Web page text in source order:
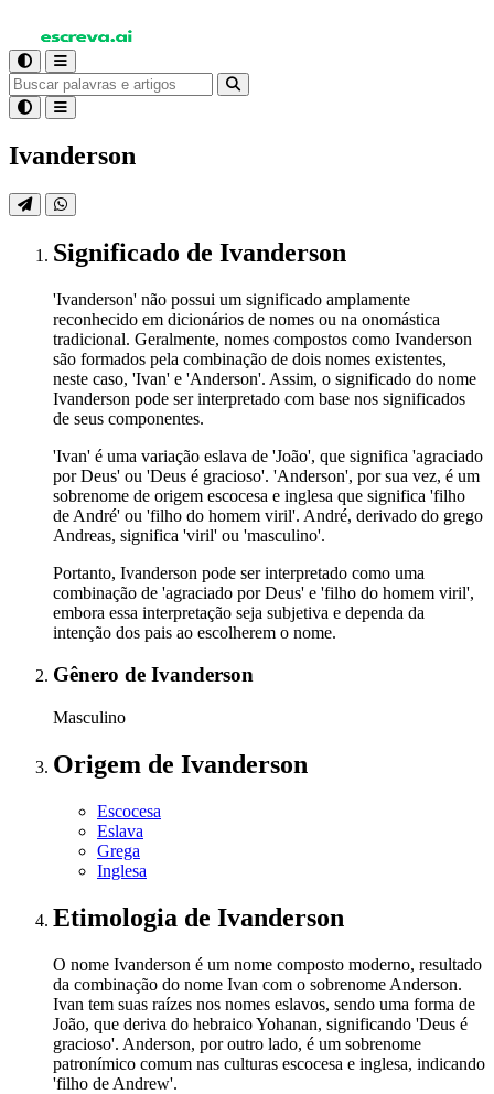
Ivanderson
Significado de Ivanderson
'Ivanderson' não possui um significado amplamente
reconhecido em dicionários de nomes ou na onomástica
tradicional. Geralmente, nomes compostos como Ivanderson
são formados pela combinação de dois nomes existentes,
neste caso, 'Ivan' e 'Anderson'. Assim, o significado do nome
Ivanderson pode ser interpretado com base nos significados
de seus componentes.
'Ivan' é uma variação eslava de 'João', que significa 'agraciado
por Deus' ou 'Deus é gracioso'. 'Anderson', por sua vez, é um
sobrenome de origem escocesa e inglesa que significa 'filho
de André' ou 'filho do homem viril'. André, derivado do grego
Andreas, significa 'viril' ou 'masculino'.
Portanto, Ivanderson pode ser interpretado como uma
combinação de 'agraciado por Deus' e 'filho do homem viril',
embora essa interpretação seja subjetiva e dependa da
intenção dos pais ao escolherem o nome.
Gênero de Ivanderson
Masculino
Origem de Ivanderson
Escocesa
Eslava
Grega
Inglesa
Etimologia de Ivanderson
O nome Ivanderson é um nome composto moderno, resultado
da combinação do nome Ivan com o sobrenome Anderson.
Ivan tem suas raízes nos nomes eslavos, sendo uma forma de
João, que deriva do hebraico Yohanan, significando 'Deus é
gracioso'. Anderson, por outro lado, é um sobrenome
patronímico comum nas culturas escocesa e inglesa, indicando
'filho de Andrew'.